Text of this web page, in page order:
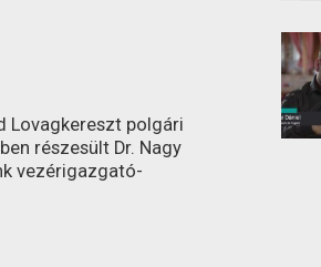
Lovagkereszt polgári
részesült Dr. Nagy
vezérigazgató-